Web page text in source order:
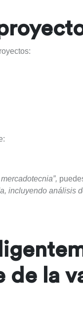
incluyendo análisis
de la